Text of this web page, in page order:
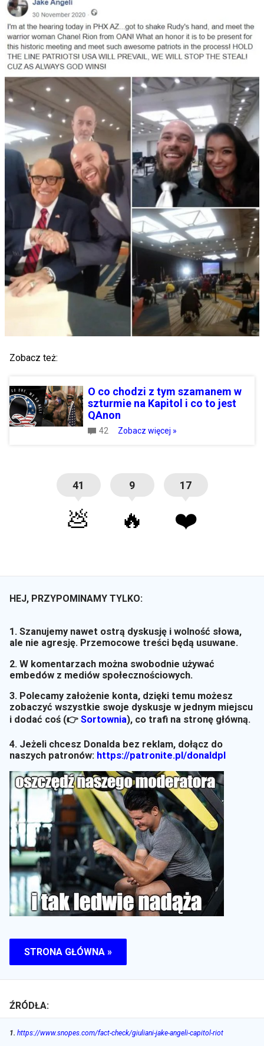
Zobacz też:
O co chodzi z tym szamanem w
szturmie na Kapitol i co to jest
QAnon
42 Zobacz więcej »
41
💩
9
🔥
17
❤️
HEJ, PRZYPOMINAMY TYLKO:
1. Szanujemy nawet ostrą dyskusję i wolność słowa,
ale nie agresję. Przemocowe treści będą usuwane.
2. W komentarzach można swobodnie używać
embedów z mediów społecznościowych.
3. Polecamy założenie konta, dzięki temu możesz
zobaczyć wszystkie swoje dyskusje w jednym miejscu
i dodać coś (👉 Sortownia), co trafi na stronę główną.
4. Jeżeli chcesz Donalda bez reklam, dołącz do
naszych patronów: https://patronite.pl/donaldpl
STRONA GŁÓWNA »
ŹRÓDŁA:
1. https://www.snopes.com/fact-check/giuliani-jake-angeli-capitol-riot